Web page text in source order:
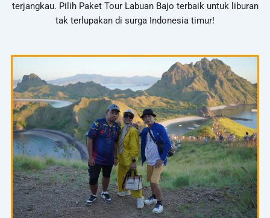
terjangkau. Pilih Paket Tour Labuan Bajo terbaik untuk liburan
tak terlupakan di surga Indonesia timur!